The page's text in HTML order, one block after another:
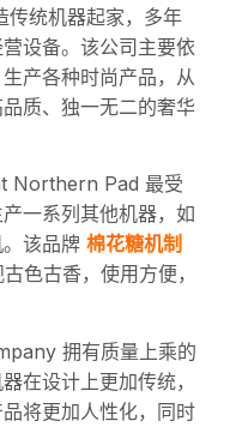
传统机器起家，多年
设备。该公司主要依
产各种时尚产品，从
质、独一无二的奢华
Northern Pad 最受
一系列其他机器，如
该品牌 棉花糖机制
色古香，使用方便，
拥有质量上乘的
在设计上更加传统，
将更加人性化，同时